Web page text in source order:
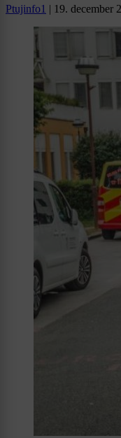
Ptujinfo1 | 19. december